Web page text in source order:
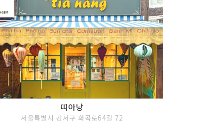
띠아낭
서울특별시 강서구 화곡로64길 72